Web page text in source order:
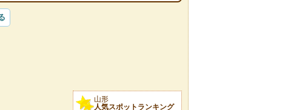
山形
人気スポットランキング